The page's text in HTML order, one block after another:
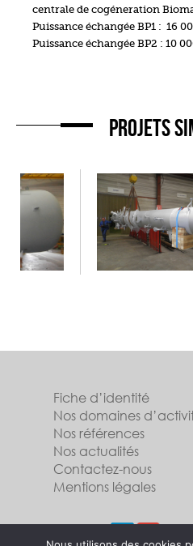
centrale de cogéneration
Puissance échangée BP1 : 16
Puissance échangée BP2 : 10
PROJETS
Fiche d’identité
Nos domaines
Nos références
Nos actualités
Contactez-nous
Mentions légales
Suivez-nous